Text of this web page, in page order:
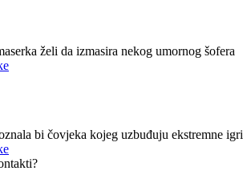
želi da izmasira nekog umornog šofera
bi čovjeka kojeg uzbuđuju ekstremne